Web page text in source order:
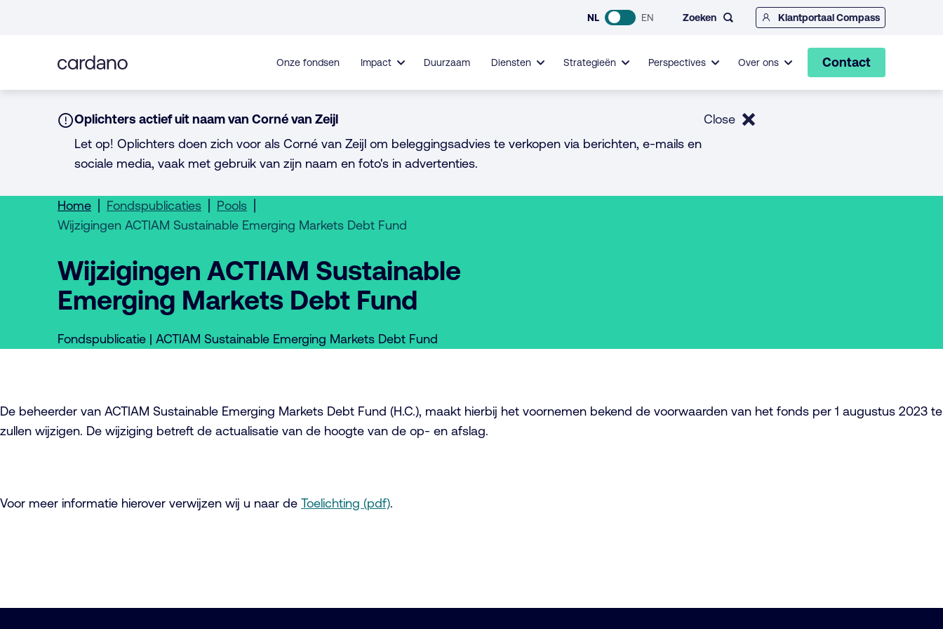
inhoud
NL EN Zoeken Klantportaal Compass
Onze fondsen Impact Duurzaam Diensten Strategieën Perspectives Over ons Contact
Notice:
Oplichters actief uit naam van Corné van Zeijl
Let op! Oplichters doen zich voor als Corné van Zeijl om beleggingsadvies te verkopen via berichten, e-mails en
sociale media, vaak met gebruik van zijn naam en foto's in advertenties.
Close
Home Fondspublicaties
Pools
Wijzigingen ACTIAM Sustainable Emerging Markets Debt Fund
Wijzigingen ACTIAM Sustainable
Emerging Markets Debt Fund
Fondspublicatie | ACTIAM Sustainable Emerging Markets Debt Fund
De beheerder van ACTIAM Sustainable Emerging Markets Debt Fund (H.C.), maakt hierbij het voornemen bekend de voorwaarden van het fonds per 1 augustus 2023 te
zullen wijzigen. De wijziging betreft de actualisatie van de hoogte van de op- en afslag.
Voor meer informatie hierover verwijzen wij u naar de Toelichting (pdf).